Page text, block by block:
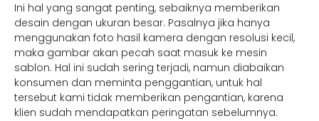
Ini hal yang sangat penting, sebaiknya memberikan
desain dengan ukuran besar. Pasalnya jika hanya
menggunakan foto hasil kamera dengan resolusi kecil,
maka gambar akan pecah saat masuk ke mesin
sablon. Hal ini sudah sering terjadi, namun diabaikan
konsumen dan meminta penggantian, untuk hal
tersebut kami tidak memberikan pengantian, karena
klien sudah mendapatkan peringatan sebelumnya.